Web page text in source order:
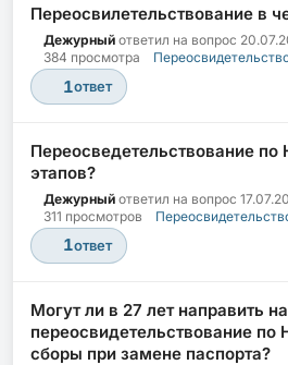
Переосвилетельствование в
Дежурный ответил на вопрос
384 просмотра
1ответ
Переосведетельствование
этапов?
Дежурный ответил на вопрос
311 просмотров
1ответ
Могут ли в 27 лет направить на
переосвидетельствование
сборы при замене паспорта?